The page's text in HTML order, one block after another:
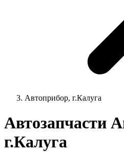
Автоприбор, г.Калуга
Автозапчасти
г.Калуга